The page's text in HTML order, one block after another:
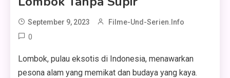
September 9, 2023 Filme-Und-Serien.info
0
Lombok, pulau eksotis di Indonesia, menawarkan
pesona alam yang memikat dan budaya yang kaya.